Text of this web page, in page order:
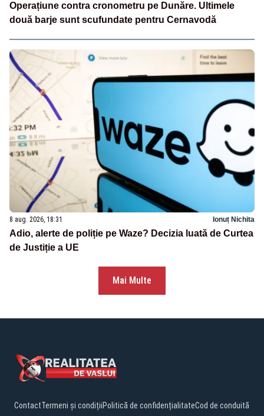
Operațiune contra cronometru pe Dunăre. Ultimele
două barje sunt scufundate pentru Cernavodă
8 aug. 2026, 18:31 Ionuț Nichita
Adio, alerte de poliție pe Waze? Decizia luată de Curtea
de Justiție a UE
Mai Multe
ContactTermeni și condițiiPolitică de confidențialitateCod de conduită